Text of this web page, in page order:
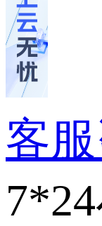
客